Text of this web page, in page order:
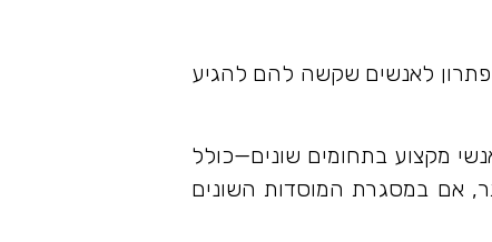
פתרון לאנשים שקשה להם להגיע
מקצוע בתחומים שונים—כולל
אם במסגרת המוסדות השונים